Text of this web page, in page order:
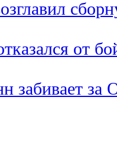
от
забивает за